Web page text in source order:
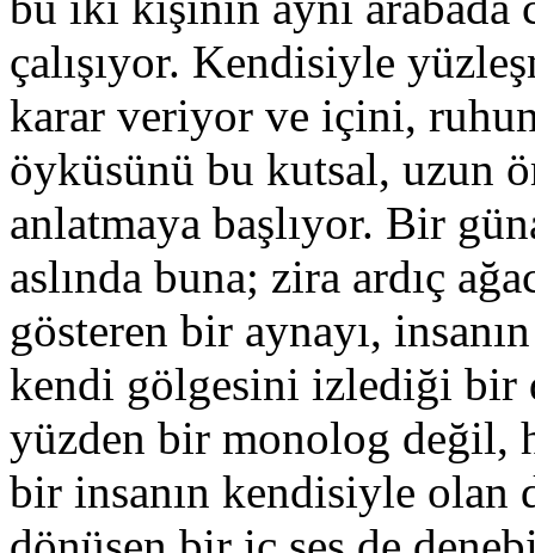
çalışıyor. Kendisiyle
karar veriyor ve içini,
öyküsünü bu kutsal, uzun
anlatmaya başlıyor. Bir
aslında buna; zira ardıç
gösteren bir aynayı,
kendi gölgesini izlediği bir
yüzden bir monolog değil,
bir insanın kendisiyle olan